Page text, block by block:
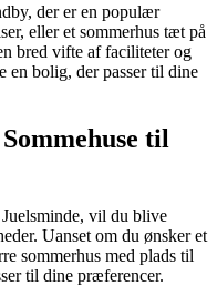
der er en populær
eller et sommerhus tæt på
bred vifte af faciliteter og
en bolig, der passer til dine
til
vil du blive
Uanset om du ønsker et
sommerhus med plads til
til dine præferencer.